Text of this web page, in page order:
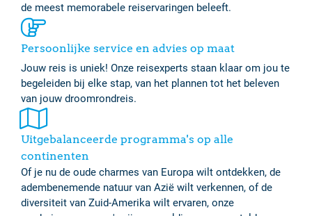
de meest memorabele reiservaringen beleeft.
Persoonlijke service en advies op maat
Jouw reis is uniek! Onze reisexperts staan klaar om jou te
begeleiden bij elke stap, van het plannen tot het beleven
van jouw droomrondreis.
Uitgebalanceerde programma's op alle
continenten
Of je nu de oude charmes van Europa wilt ontdekken, de
adembenemende natuur van Azië wilt verkennen, of de
diversiteit van Zuid-Amerika wilt ervaren, onze